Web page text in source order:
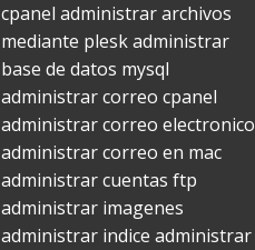
cpanel administrar archivos
mediante pleskadministrar
base de datos mysql
administrar correo cpanel
administrar correo electronico
administrar correo en mac
administrar cuentas ftp
administrar imagenes
administrar indice administrar